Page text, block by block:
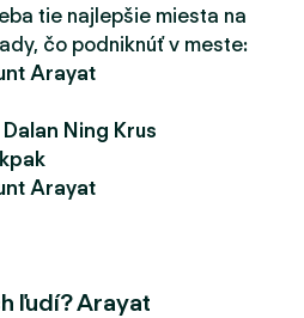
tie najlepšie miesta na
čo podniknúť v meste:
Arayat
Ning Krus
Arayat
ľudí? Arayat